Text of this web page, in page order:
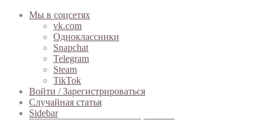
Мы в соцсетях
vk.com
Одноклассники
Snapchat
Telegram
Steam
TikTok
Войти / Зарегистрироваться
Случайная статья
Sidebar